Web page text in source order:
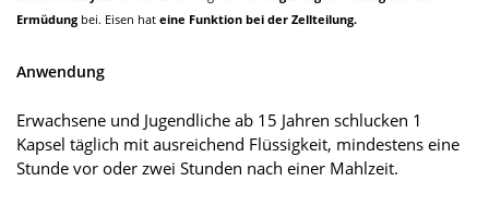
Ermüdung bei. Eisen hat eine Funktion bei der Zellteilung.
Anwendung
Erwachsene und Jugendliche ab 15 Jahren schlucken 1
Kapsel täglich mit ausreichend Flüssigkeit, mindestens eine
Stunde vor oder zwei Stunden nach einer Mahlzeit.